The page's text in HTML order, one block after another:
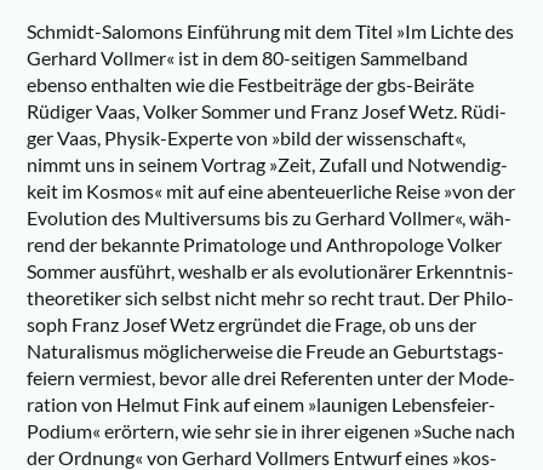
Schmidt-Salo­mons Ein­füh­rung mit dem Titel »Im Lich­te des
Ger­hard Voll­mer« ist in dem 80-sei­ti­gen Sam­mel­band
eben­so ent­hal­ten wie die Fest­bei­trä­ge der gbs-Bei­rä­te
Rüdi­ger Vaas, Vol­ker Som­mer und Franz Josef Wetz. Rüdi­
ger Vaas, Phy­sik-Exper­te von »bild der wis­sen­schaft«,
nimmt uns in sei­nem Vor­trag »Zeit, Zufall und Not­wen­dig­
keit im Kos­mos« mit auf eine aben­teu­er­li­che Rei­se »von der
Evo­lu­ti­on des Mul­ti­ver­sums bis zu Ger­hard Voll­mer«, wäh­
rend der bekann­te Pri­ma­to­lo­ge und Anthro­po­lo­ge Vol­ker
Som­mer aus­führt, wes­halb er als evo­lu­tio­nä­rer Erkennt­nis­
theo­re­ti­ker sich selbst nicht mehr so recht traut. Der Phi­lo­
soph Franz Josef Wetz ergrün­det die Fra­ge, ob uns der
Natu­ra­lis­mus mög­li­cher­wei­se die Freu­de an Geburts­tags­
fei­ern ver­miest, bevor alle drei Refe­ren­ten unter der Mode­
ra­ti­on von Hel­mut Fink auf einem »lau­ni­gen Lebens­fei­er-
Podi­um« erör­tern, wie sehr sie in ihrer eige­nen »Suche nach
der Ord­nung« von Ger­hard Voll­mers Ent­wurf eines »kos­